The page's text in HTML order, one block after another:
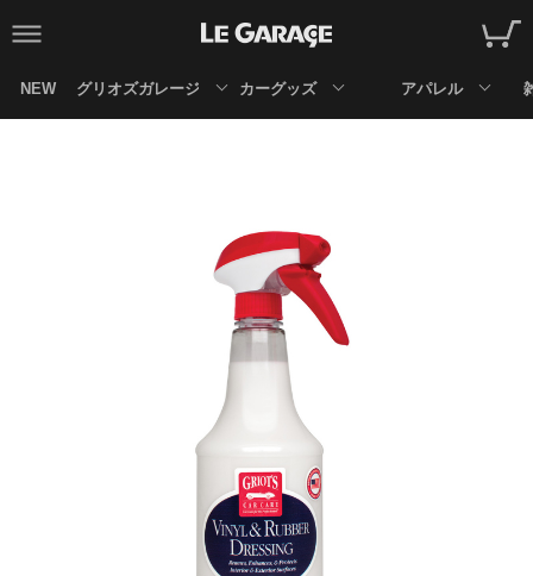
NEW グリオズガレージ カーグッズ アパレル